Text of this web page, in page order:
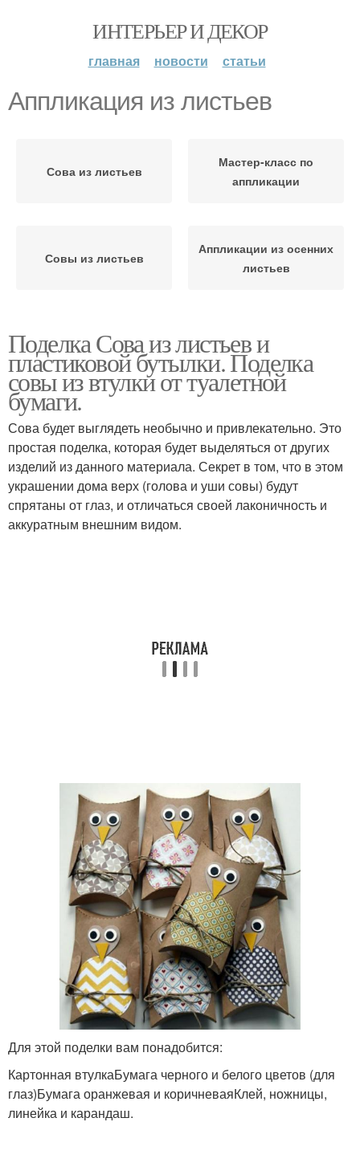
ИНТЕРЬЕР И ДЕКОР
главная новости статьи
Аппликация из листьев
Сова из листьев
Мастер-класс по
аппликации
Совы из листьев
Аппликации из осенних
листьев
Поделка Сова из листьев и
пластиковой бутылки. Поделка
совы из втулки от туалетной
бумаги.
Сова будет выглядеть необычно и привлекательно. Это
простая поделка, которая будет выделяться от других
изделий из данного материала. Секрет в том, что в этом
украшении дома верх (голова и уши совы) будут
спрятаны от глаз, и отличаться своей лаконичность и
аккуратным внешним видом.
Для этой поделки вам понадобится:
Картонная втулкаБумага черного и белого цветов (для
глаз)Бумага оранжевая и коричневаяКлей, ножницы,
линейка и карандаш.